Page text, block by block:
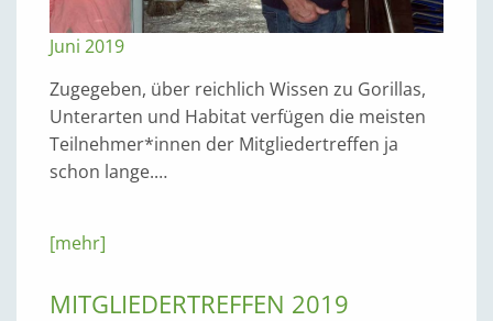
Juni 2019
Zugegeben, über reichlich Wissen zu Gorillas,
Unterarten und Habitat verfügen die meisten
Teilnehmer*innen der Mitgliedertreffen ja
schon lange.…
[mehr]
MITGLIEDERTREFFEN 2019